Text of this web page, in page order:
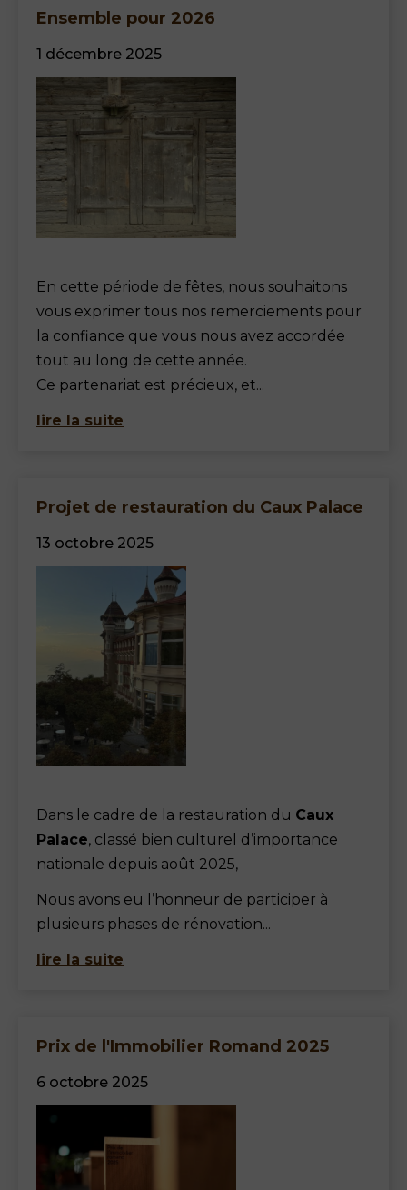
Ensemble pour 2026
1 décembre 2025
En cette période de fêtes, nous souhaitons
vous exprimer tous nos remerciements pour
la confiance que vous nous avez accordée
tout au long de cette année.
Ce partenariat est précieux, et...
lire la suite
Projet de restauration du Caux Palace
13 octobre 2025
Dans le cadre de la restauration du Caux
Palace, classé bien culturel d’importance
nationale depuis août 2025,
Nous avons eu l’honneur de participer à
plusieurs phases de rénovation...
lire la suite
Prix de l'Immobilier Romand 2025
6 octobre 2025